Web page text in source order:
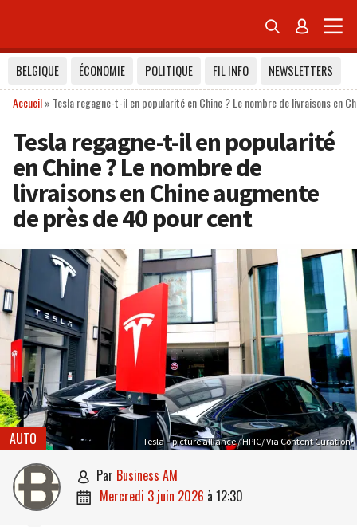
 
BELGIQUE ÉCONOMIE POLITIQUE FIL INFO
NEWSLETTERS
Accueil» Tesla regagne-t-il en popularité en Chine ? Le nombre de livraisons en
Tesla regagne-t-il en popularité
en Chine ? Le nombre de
livraisons en Chine augmente
de près de 40 pour cent
Tesla – picture alliance / HPIC/ Via Content Curation
AUTO
 par Business AM
 mercredi 3 juin 2026 à 12:30